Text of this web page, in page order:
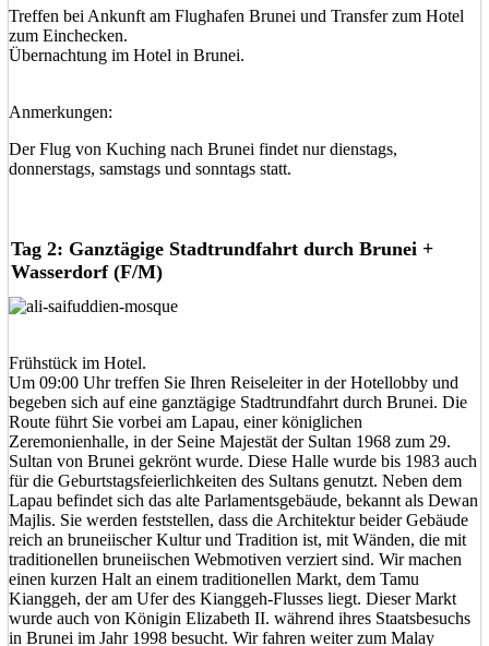
Treffen bei Ankunft am Flughafen Brunei und Transfer zum Hotel
zum Einchecken.
Übernachtung im Hotel in Brunei.
Anmerkungen:
Der Flug von Kuching nach Brunei findet nur dienstags,
donnerstags, samstags und sonntags statt.
Tag 2: Ganztägige Stadtrundfahrt durch Brunei +
Wasserdorf (F/M)
Frühstück im Hotel.
Um 09:00 Uhr treffen Sie Ihren Reiseleiter in der Hotellobby und
begeben sich auf eine ganztägige Stadtrundfahrt durch Brunei. Die
Route führt Sie vorbei am Lapau, einer königlichen
Zeremonienhalle, in der Seine Majestät der Sultan 1968 zum 29.
Sultan von Brunei gekrönt wurde. Diese Halle wurde bis 1983 auch
für die Geburtstagsfeierlichkeiten des Sultans genutzt. Neben dem
Lapau befindet sich das alte Parlamentsgebäude, bekannt als Dewan
Majlis. Sie werden feststellen, dass die Architektur beider Gebäude
reich an bruneiischer Kultur und Tradition ist, mit Wänden, die mit
traditionellen bruneiischen Webmotiven verziert sind. Wir machen
einen kurzen Halt an einem traditionellen Markt, dem Tamu
Kianggeh, der am Ufer des Kianggeh-Flusses liegt. Dieser Markt
wurde auch von Königin Elizabeth II. während ihres Staatsbesuchs
in Brunei im Jahr 1998 besucht. Wir fahren weiter zum Malay